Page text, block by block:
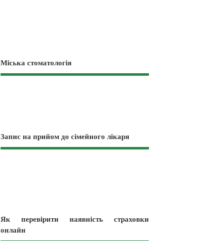
Міська стоматологія
Запис на прийом до сімейного лікаря
Як перевірити наявність страховки
онлайн